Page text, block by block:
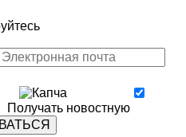
Получать новостную